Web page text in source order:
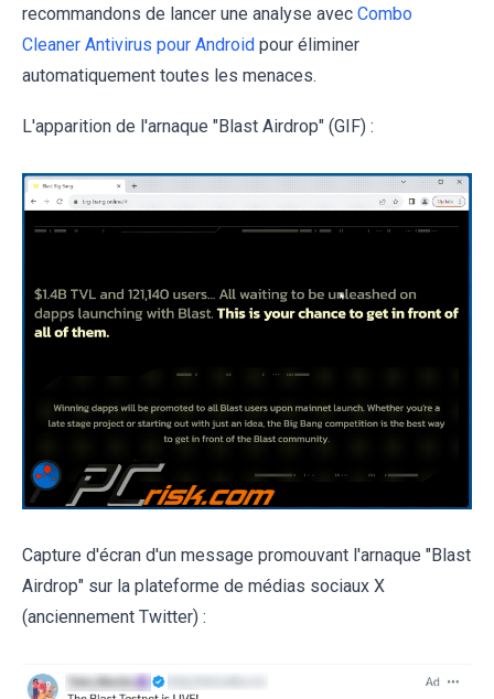
recommandons de lancer une analyse avec Combo
Cleaner Antivirus pour Android pour éliminer
automatiquement toutes les menaces.
L'apparition de l'arnaque "Blast Airdrop" (GIF) :
Capture d'écran d'un message promouvant l'arnaque "Blast
Airdrop" sur la plateforme de médias sociaux X
(anciennement Twitter) :